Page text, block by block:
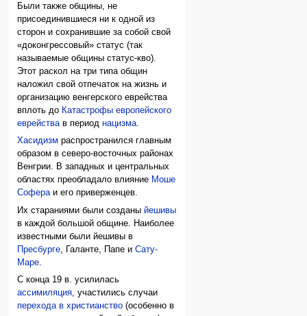
Были также общины, не
присоединившиеся ни к одной из
сторон и сохранившие за собой свой
«доконгрессовый» статус (так
называемые общины статус-кво).
Этот раскол на три типа общин
наложил свой отпечаток на жизнь и
организацию венгерского еврейства
вплоть до Катастрофы европейского
еврействав периоднацизма.
Хасидизм распространился главным
образом в северо-восточных районах
Венгрии. В западных и центральных
областях преобладало влияние Моше
Софераи его приверженцев.
Их стараниями были созданыйешивы
в каждой большой общине. Наиболее
известными были йешивы в
Пресбурге , Галанте, Папе иСату-
Маре
С конца 19 в. усилилась
ассимиляция, участились случаи
перехода в христианство (особенно в